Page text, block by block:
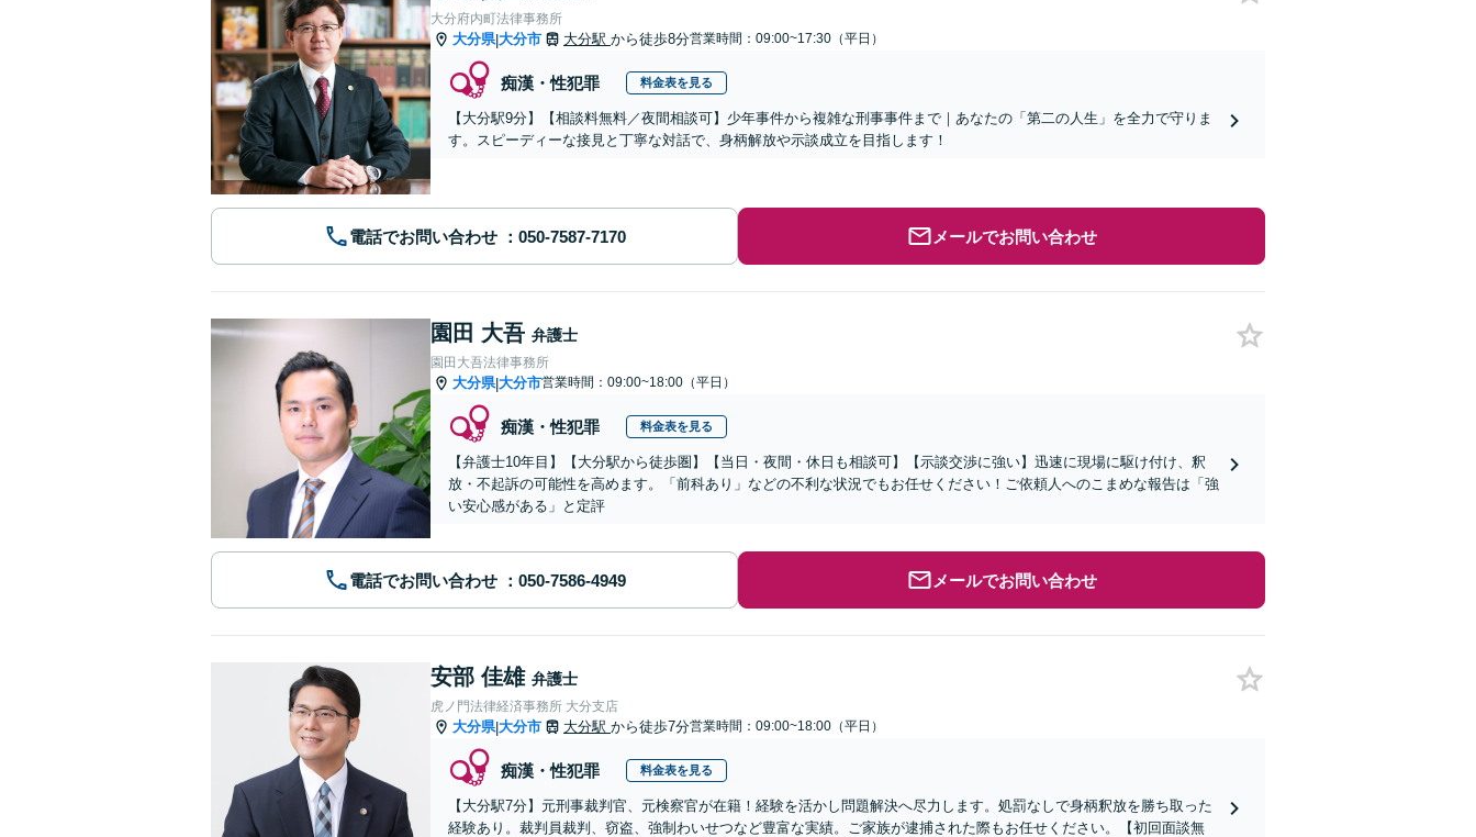
大分府内町法律事務所
大分県|大分市 大分駅 から徒歩8分営業時間：09:00~17:30（平日）
痴漢・性犯罪 料金表を見る
【大分駅9分】【相談料無料／夜間相談可】少年事件から複雑な刑事事件まで｜あなたの「第二の人生」を全力で守りま
す。スピーディーな接見と丁寧な対話で、身柄解放や示談成立を目指します！
電話でお問い合わせ メールでお問い合わせ
園田 大吾 弁護士
園田大吾法律事務所
大分県|大分市営業時間：09:00~18:00（平日）
痴漢・性犯罪 料金表を見る
【弁護士10年目】【大分駅から徒歩圏】【当日・夜間・休日も相談可】【示談交渉に強い】迅速に現場に駆け付け、釈
放・不起訴の可能性を高めます。「前科あり」などの不利な状況でもお任せください！ご依頼人へのこまめな報告は「強
い安心感がある」と定評
電話でお問い合わせ メールでお問い合わせ
安部 佳雄 弁護士
虎ノ門法律経済事務所 大分支店
大分県|大分市 大分駅 から徒歩7分営業時間：09:00~18:00（平日）
痴漢・性犯罪 料金表を見る
【大分駅7分】元刑事裁判官、元検察官が在籍！経験を活かし問題解決へ尽力します。処罰なしで身柄釈放を勝ち取った
経験あり。裁判員裁判、窃盗、強制わいせつなど豊富な実績。ご家族が逮捕された際もお任せください。【初回面談無